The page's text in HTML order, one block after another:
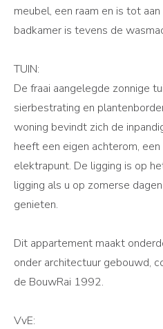
meubel, een raam en is tot
badkamer is tevens de
TUIN:
De fraai aangelegde zonnige
sierbestrating en
woning bevindt zich de
heeft een eigen achterom,
elektrapunt. De ligging is op
ligging als u op zomerse
genieten.
Dit appartement maakt
onder architectuur gebouwd,
de BouwRai 1992.
VvE: